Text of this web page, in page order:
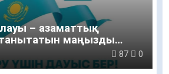
– азаматтық
маңызды
87 0